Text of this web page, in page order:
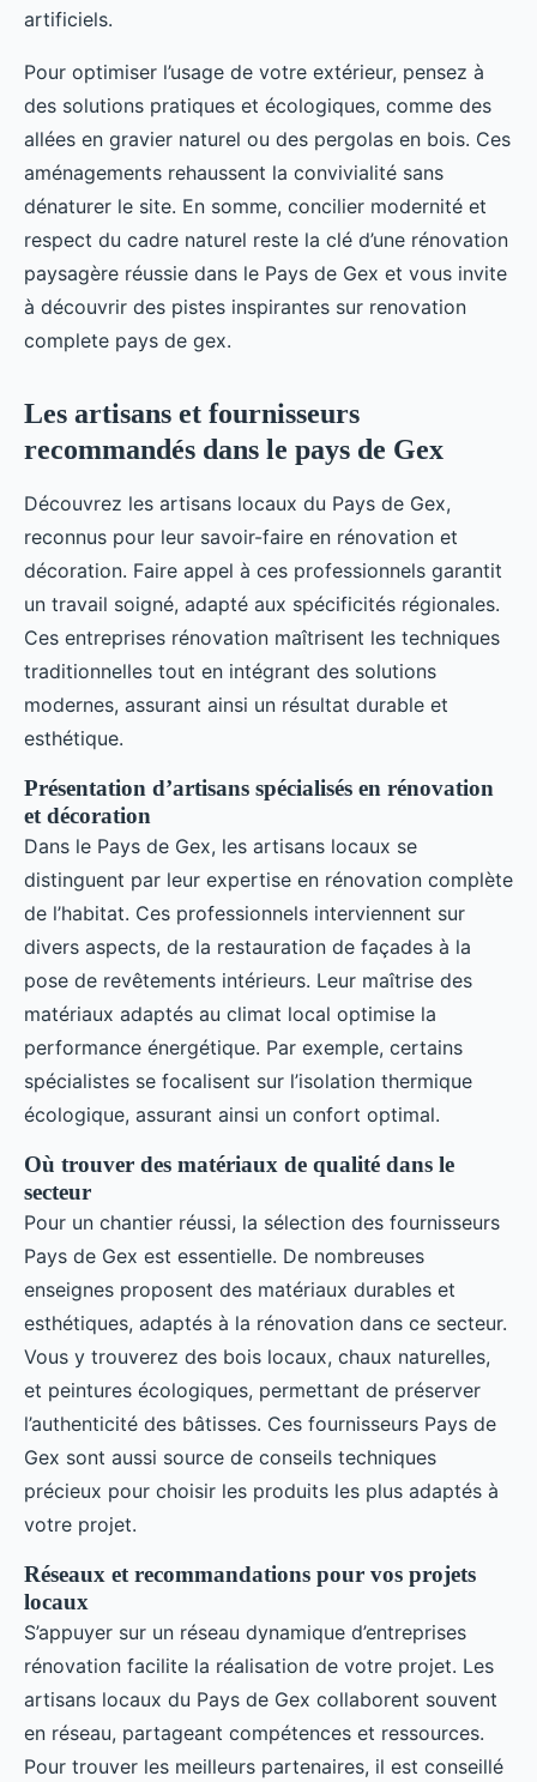
artificiels.
Pour optimiser l’usage de votre extérieur, pensez à
des solutions pratiques et écologiques, comme des
allées en gravier naturel ou des pergolas en bois. Ces
aménagements rehaussent la convivialité sans
dénaturer le site. En somme, concilier modernité et
respect du cadre naturel reste la clé d’une rénovation
paysagère réussie dans le Pays de Gex et vous invite
à découvrir des pistes inspirantes sur renovation
complete pays de gex.
Les artisans et fournisseurs
recommandés dans le pays de Gex
Découvrez les artisans locaux du Pays de Gex,
reconnus pour leur savoir-faire en rénovation et
décoration. Faire appel à ces professionnels garantit
un travail soigné, adapté aux spécificités régionales.
Ces entreprises rénovation maîtrisent les techniques
traditionnelles tout en intégrant des solutions
modernes, assurant ainsi un résultat durable et
esthétique.
Présentation d’artisans spécialisés en rénovation
et décoration
Dans le Pays de Gex, les artisans locaux se
distinguent par leur expertise en rénovation complète
de l’habitat. Ces professionnels interviennent sur
divers aspects, de la restauration de façades à la
pose de revêtements intérieurs. Leur maîtrise des
matériaux adaptés au climat local optimise la
performance énergétique. Par exemple, certains
spécialistes se focalisent sur l’isolation thermique
écologique, assurant ainsi un confort optimal.
Où trouver des matériaux de qualité dans le
secteur
Pour un chantier réussi, la sélection des fournisseurs
Pays de Gex est essentielle. De nombreuses
enseignes proposent des matériaux durables et
esthétiques, adaptés à la rénovation dans ce secteur.
Vous y trouverez des bois locaux, chaux naturelles,
et peintures écologiques, permettant de préserver
l’authenticité des bâtisses. Ces fournisseurs Pays de
Gex sont aussi source de conseils techniques
précieux pour choisir les produits les plus adaptés à
votre projet.
Réseaux et recommandations pour vos projets
locaux
S’appuyer sur un réseau dynamique d’entreprises
rénovation facilite la réalisation de votre projet. Les
artisans locaux du Pays de Gex collaborent souvent
en réseau, partageant compétences et ressources.
Pour trouver les meilleurs partenaires, il est conseillé